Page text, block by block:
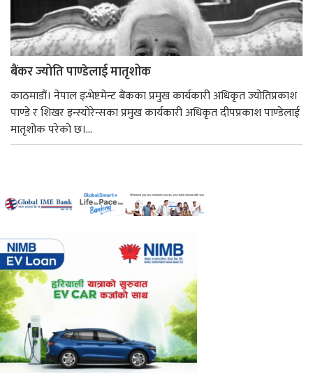
बैंकर ज्योति पाण्डेलाई मातृशोक
काठमाडौं। नेपाल इन्भेष्टमेन्ट बैंकका प्रमुख कार्यकारी अधिकृत ज्योतिप्रकाश
पाण्डे र शिखर इन्स्योरेन्सका प्रमुख कार्यकारी अधिकृत दीपप्रकाश पाण्डेलाई
मातृशोक परेको छ।...